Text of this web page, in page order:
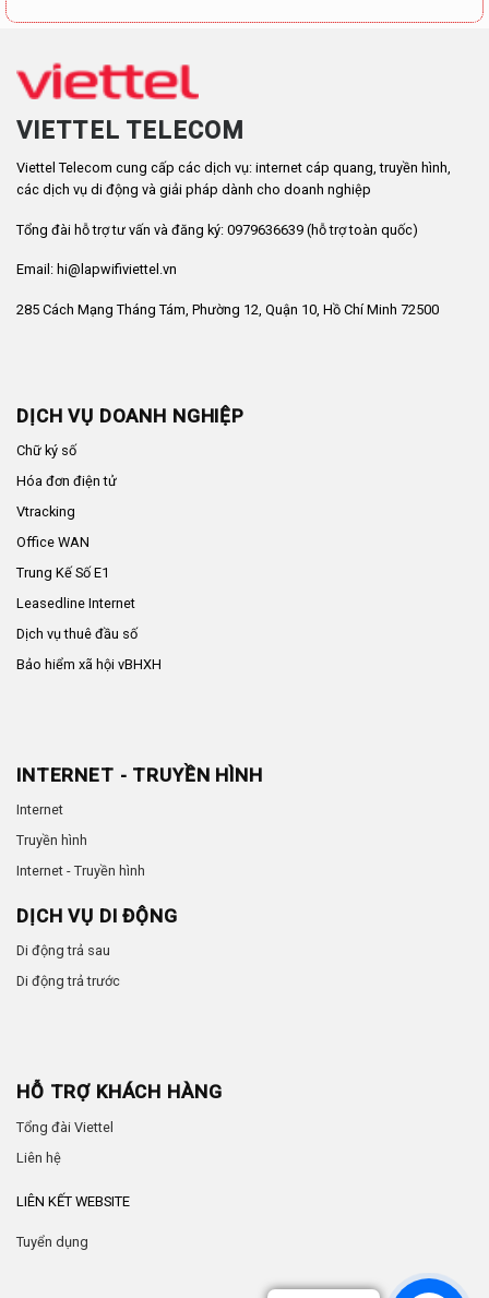
VIETTEL TELECOM
Viettel Telecom cung cấp các dịch vụ: internet cáp quang, truyền hình,
các dịch vụ di động và giải pháp dành cho doanh nghiệp
Tổng đài hỗ trợ tư vấn và đăng ký: 0979636639 (hỗ trợ toàn quốc)
Email: hi@lapwifiviettel.vn
285 Cách Mạng Tháng Tám, Phường 12, Quận 10, Hồ Chí Minh 72500
DỊCH VỤ DOANH NGHIỆP
Chữ ký số
Hóa đơn điện tử
Vtracking
Office WAN
Trung Kế Số E1
Leasedline Internet
Dịch vụ thuê đầu số
Bảo hiểm xã hội vBHXH
INTERNET - TRUYỀN HÌNH
Internet
Truyền hình
Internet - Truyền hình
DỊCH VỤ DI ĐỘNG
Di động trả sau
Di động trả trước
HỖ TRỢ KHÁCH HÀNG
Tổng đài Viettel
Liên hệ
LIÊN KẾT WEBSITE
Tuyển dụng